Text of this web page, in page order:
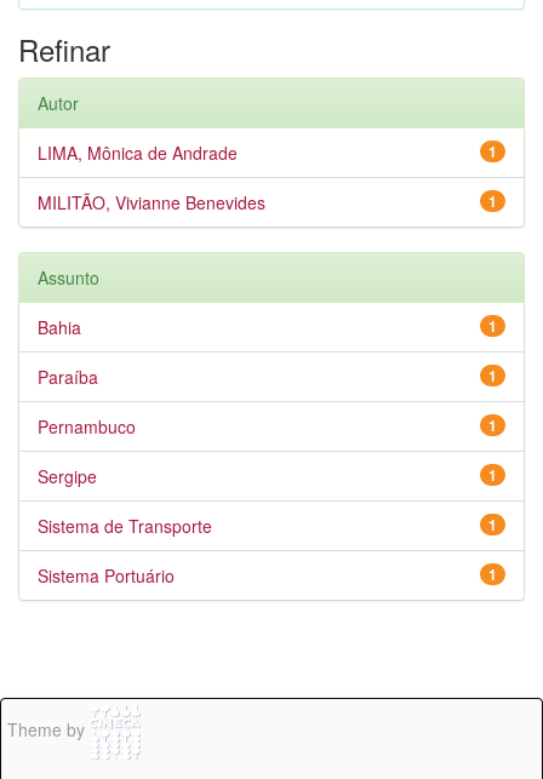
Refinar
Autor
1
LIMA, Mônica de Andrade
1
MILITÃO, Vivianne Benevides
Assunto
1
Bahia
1
Paraíba
1
Pernambuco
1
Sergipe
1
Sistema de Transporte
1
Sistema Portuário
Theme by